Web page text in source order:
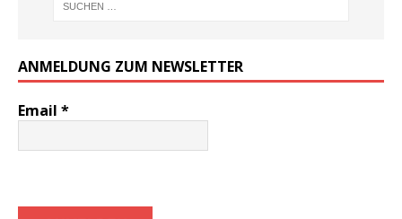
ANMELDUNG ZUM NEWSLETTER
Email *